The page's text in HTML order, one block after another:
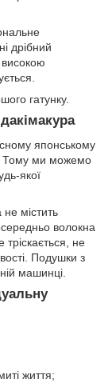
дрібний
високою
гатунку.
японському
Тому ми можемо
якої
містить
волокна
не
Подушки з
машинці.
життя;